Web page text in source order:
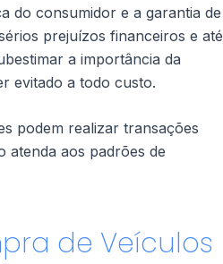
do consumidor e a garantia de
prejuízos financeiros e até
a importância da
evitado a todo custo.
podem realizar transações
atenda aos padrões de
de Veículos